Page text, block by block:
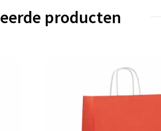
producten